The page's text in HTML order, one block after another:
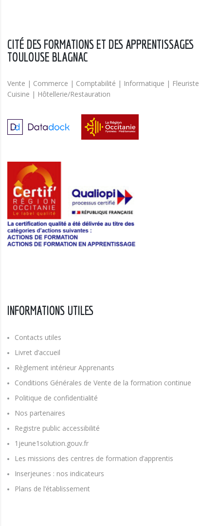
CITÉ DES FORMATIONS ET DES APPRENTISSAGES
TOULOUSE BLAGNAC
Vente | Commerce | Comptabilité | Informatique | Fleuriste
Cuisine | Hôtellerie/Restauration
INFORMATIONS UTILES
Contacts utiles
Livret d’accueil
Règlement intérieur Apprenants
Conditions Générales de Vente de la formation continue
Politique de confidentialité
Nos partenaires
Registre public accessibilité
1jeune1solution.gouv.fr
Les missions des centres de formation d’apprentis
Inserjeunes : nos indicateurs
Plans de l’établissement